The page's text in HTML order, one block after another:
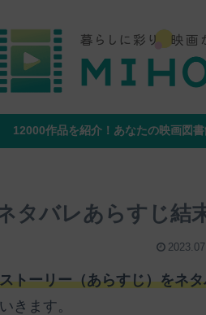
12000作品を紹介！あなたの映画図書
タバレあらすじ結
トーリー（あらすじ）をネ
きます。